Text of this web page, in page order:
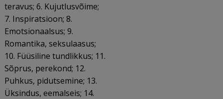
teravus; 6. Kujutlusvõime;
7. Inspiratsioon; 8.
Emotsionaalsus; 9.
Romantika, seksulaasus;
10. Füüsiline tundlikkus; 11.
Sõprus, perekond; 12.
Puhkus, pidutsemine; 13.
Üksindus, eemalseis; 14.